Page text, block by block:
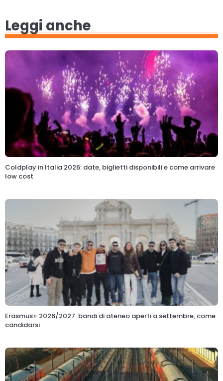
Leggi anche
Coldplay in Italia 2026: date, biglietti disponibili e come arrivare
low cost
Erasmus+ 2026/2027: bandi di ateneo aperti a settembre, come
candidarsi